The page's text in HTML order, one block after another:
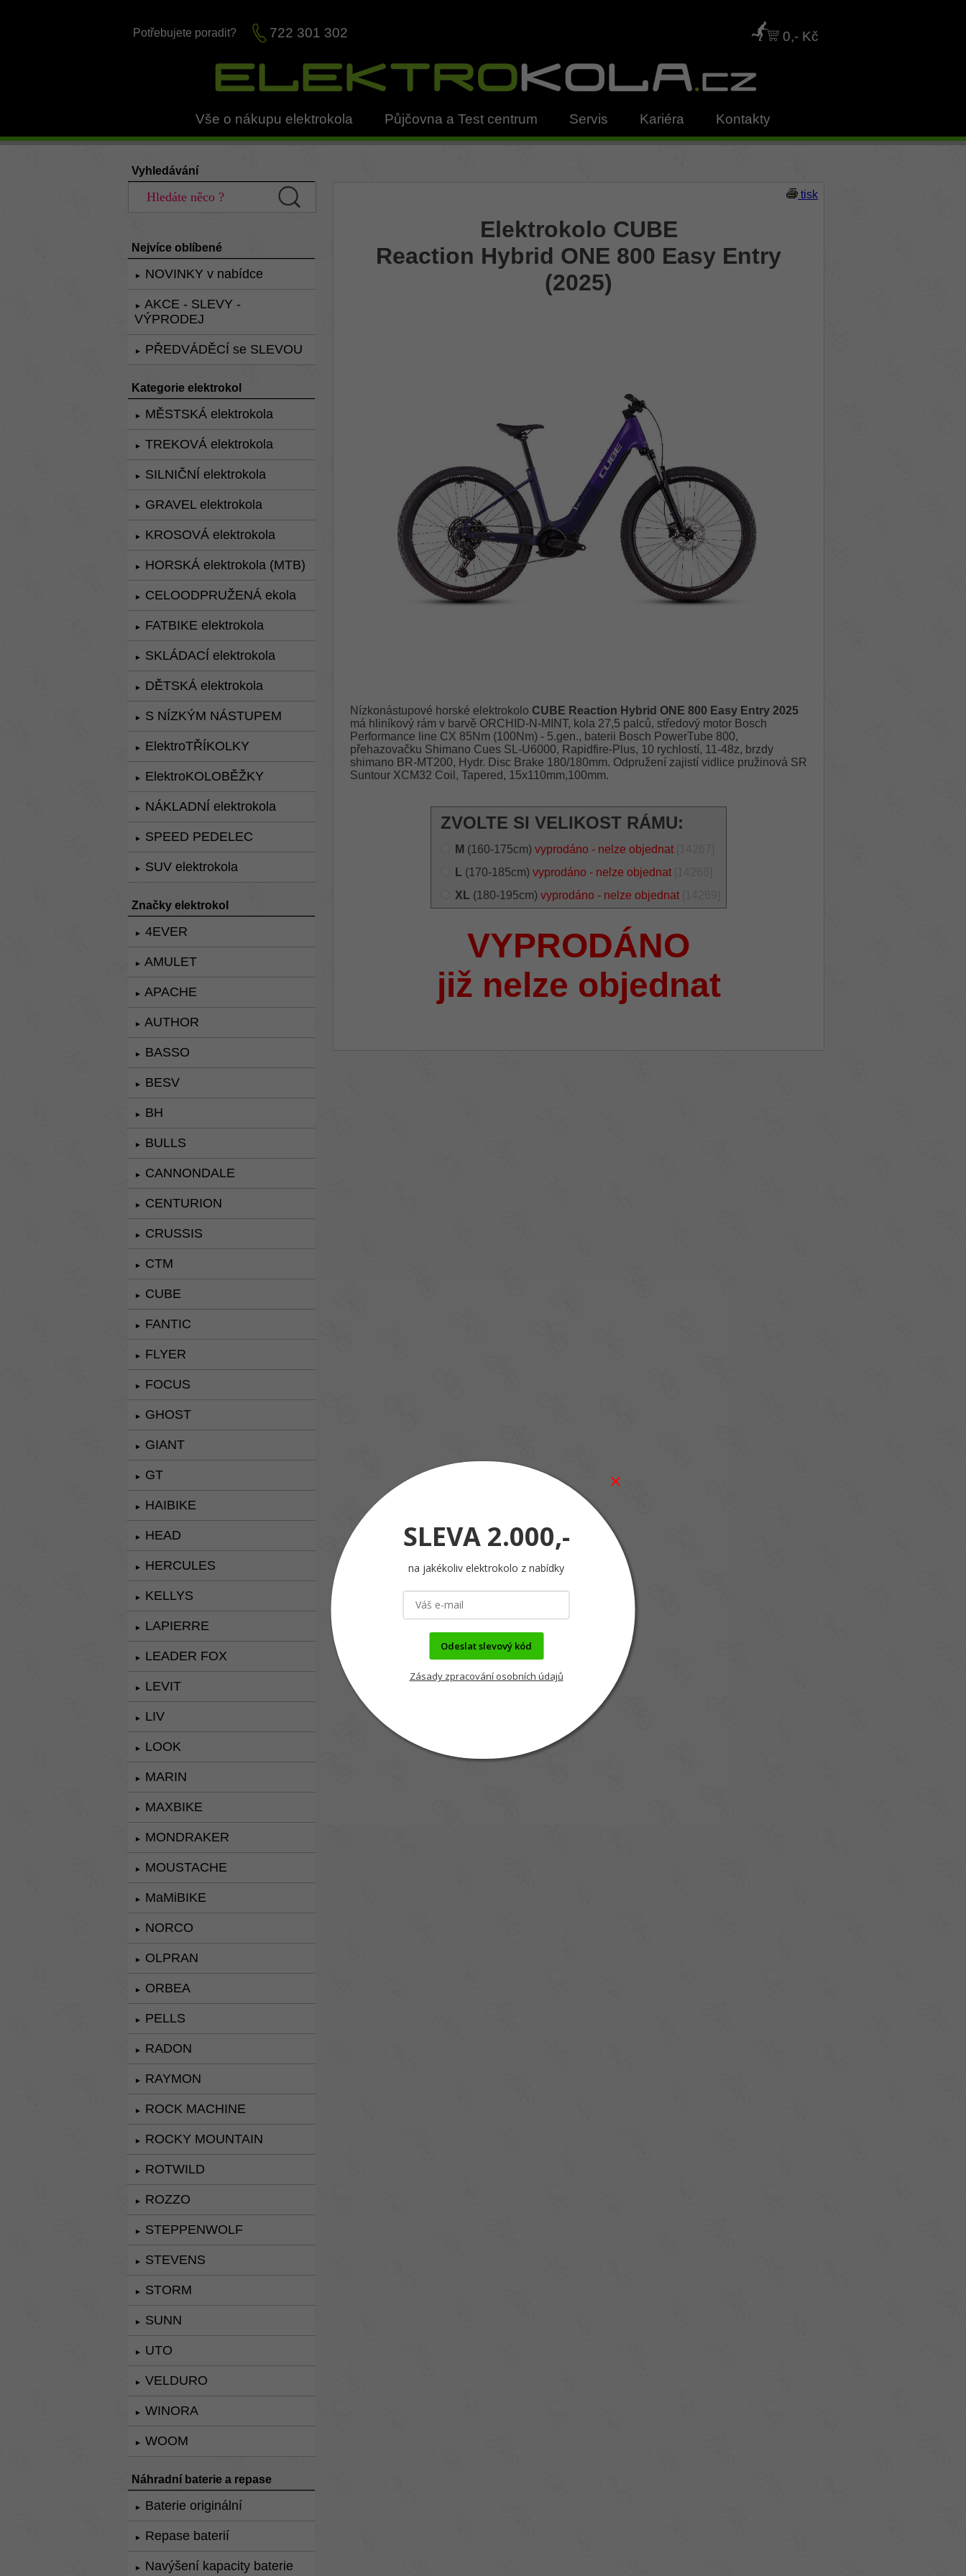
Potřebujete poradit? 722 301 302 0,- Kč
Vše o nákupu elektrokola Půjčovna a Test centrum Servis Kariéra Kontakty
Vyhledávání
Nejvíce oblíbené
► NOVINKY v nabídce
►
AKCE - SLEVY -
VÝPRODEJ
► PŘEDVÁDĚCÍ se SLEVOU
Kategorie elektrokol
► MĚSTSKÁ elektrokola
► TREKOVÁ elektrokola
► SILNIČNÍ elektrokola
► GRAVEL elektrokola
► KROSOVÁ elektrokola
► HORSKÁ elektrokola (MTB)
► CELOODPRUŽENÁ ekola
► FATBIKE elektrokola
► SKLÁDACÍ elektrokola
► DĚTSKÁ elektrokola
► S NÍZKÝM NÁSTUPEM
► ElektroTŘÍKOLKY
► ElektroKOLOBĚŽKY
► NÁKLADNÍ elektrokola
► SPEED PEDELEC
► SUV elektrokola
Značky elektrokol
► 4EVER
► AMULET
► APACHE
► AUTHOR
► BASSO
► BESV
► BH
► BULLS
► CANNONDALE
► CENTURION
► CRUSSIS
► CTM
► CUBE
► FANTIC
► FLYER
► FOCUS
► GHOST
► GIANT
► GT
► HAIBIKE
► HEAD
► HERCULES
► KELLYS
► LAPIERRE
► LEADER FOX
► LEVIT
► LIV
► LOOK
► MARIN
► MAXBIKE
► MONDRAKER
► MOUSTACHE
► MaMiBIKE
► NORCO
► OLPRAN
► ORBEA
► PELLS
► RADON
► RAYMON
► ROCK MACHINE
► ROCKY MOUNTAIN
► ROTWILD
► ROZZO
► STEPPENWOLF
► STEVENS
► STORM
► SUNN
► UTO
► VELDURO
► WINORA
► WOOM
Náhradní baterie a repase
► Baterie originální
► Repase baterií
► Navýšení kapacity baterie
tisk
Elektrokolo CUBE
Reaction Hybrid ONE 800 Easy Entry
(2025)
Nízkonástupové horské elektrokolo CUBE Reaction Hybrid ONE 800 Easy Entry 2025
má hliníkový rám v barvě ORCHID-N-MINT, kola 27,5 palců, středový motor Bosch
Performance line CX 85Nm (100Nm) - 5.gen., baterii Bosch PowerTube 800,
přehazovačku Shimano Cues SL-U6000, Rapidfire-Plus, 10 rychlostí, 11-48z, brzdy
shimano BR-MT200, Hydr. Disc Brake 180/180mm. Odpružení zajistí vidlice pružinová SR
Suntour XCM32 Coil, Tapered, 15x110mm,100mm.
ZVOLTE SI VELIKOST RÁMU:
M (160-175cm) vyprodáno - nelze objednat
L (170-185cm) vyprodáno - nelze objednat
XL (180-195cm) vyprodáno - nelze objednat
VYPRODÁNO
již nelze objednat
SLEVA 2.000,-
na jakékoliv elektrokolo z nabídky
Odeslat slevový kód
Zásady zpracování osobních údajů